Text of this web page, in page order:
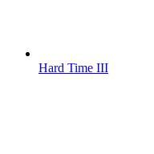
Hard Time III